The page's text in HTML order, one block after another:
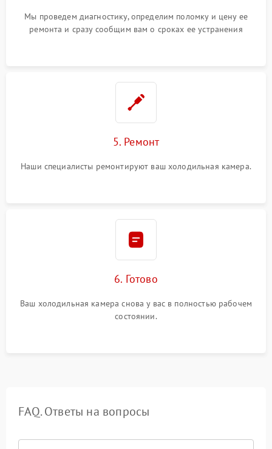
Мы проведем диагностику, определим поломку и цену ее
ремонта и сразу сообщим вам о сроках ее устранения
5. Ремонт
Наши специалисты ремонтируют ваш холодильная камера.
6. Готово
Ваш холодильная камера снова у вас в полностью рабочем
состоянии.
FAQ. Ответы на вопросы